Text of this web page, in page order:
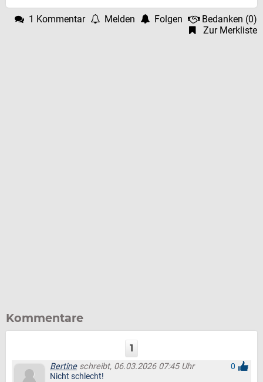
1 Kommentar Melden Folgen Bedanken (0)
Zur Merkliste
Kommentare
1
Bertineschreibt, 06.03.2026 07:45 Uhr
0
Nicht schlecht!